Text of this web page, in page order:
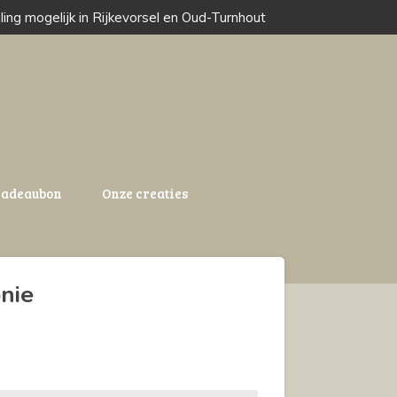
mogelijk in Rijkevorsel en Oud-Turnhout
Onze creaties